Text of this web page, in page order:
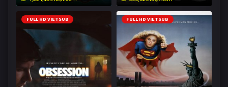
FULL HD VIETSUB FULL HD VIETSUB